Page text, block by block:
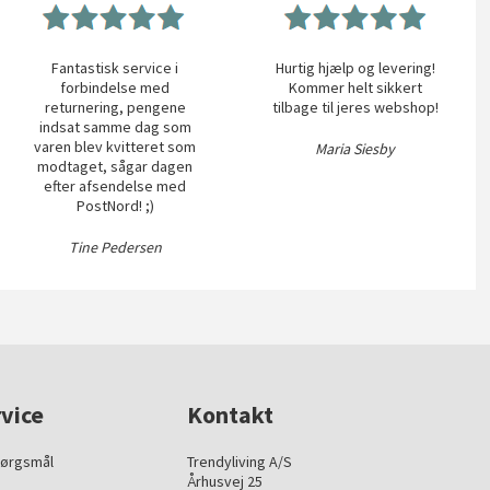
Fantastisk service i
forbindelse med
returnering, pengene
indsat samme dag som
varen blev kvitteret som
modtaget, sågar dagen
efter afsendelse med
PostNord! ;)
Tine Pedersen
Hurtig hjælp og levering!
Kommer helt sikkert
tilbage til jeres webshop!
Maria Siesby
Kontakt
Trendyliving A/S
Århusvej 25